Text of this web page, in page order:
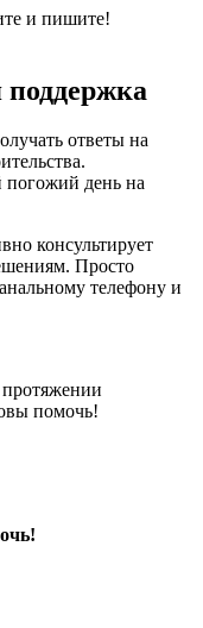
и пишите!
поддержка
ответы на
погожий день на
консультирует
Просто
телефону и
протяжении
помочь!